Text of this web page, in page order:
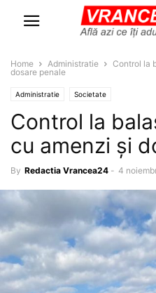
Home Administratie
Control la
dosare penale
Administratie Societate
Control la
cu amenzi și
By Redactia Vrancea24 - 4